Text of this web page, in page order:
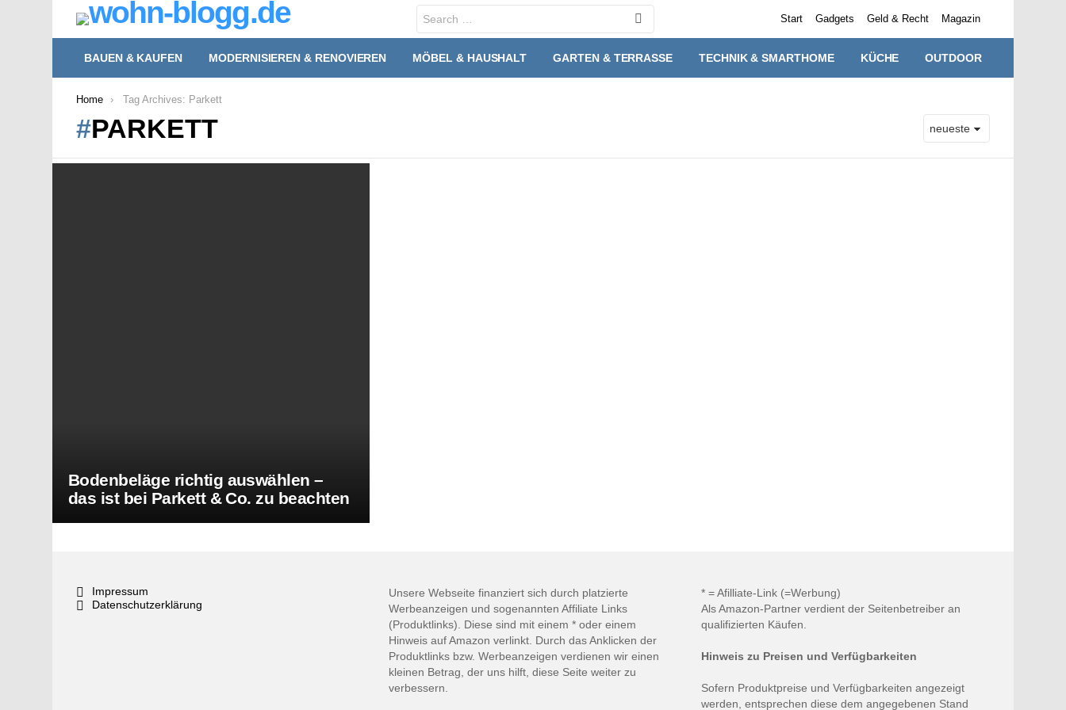
for:
Start Gadgets Geld & Recht Magazin
BAUEN & KAUFEN MODERNISIEREN & RENOVIEREN MÖBEL & HAUSHALT GARTEN & TERRASSE TECHNIK & SMARTHOME KÜCHE OUTDOOR
You are here:
Home Tag Archives: Parkett
PARKETT
LATEST
Bodenbeläge richtig auswählen –
das ist bei Parkett & Co. zu beachten
Impressum
Datenschutzerklärung
Unsere Webseite finanziert sich durch platzierte
Werbeanzeigen und sogenannten Affiliate Links
(Produktlinks). Diese sind mit einem * oder einem
Hinweis auf Amazon verlinkt. Durch das Anklicken der
Produktlinks bzw. Werbeanzeigen verdienen wir einen
kleinen Betrag, der uns hilft, diese Seite weiter zu
verbessern.
* = Afilliate-Link (=Werbung)
Als Amazon-Partner verdient der Seitenbetreiber an
qualifizierten Käufen.
Hinweis zu Preisen und Verfügbarkeiten
Sofern Produktpreise und Verfügbarkeiten angezeigt
werden, entsprechen diese dem angegebenen Stand